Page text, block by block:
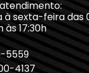
à sexta-feira das
às 17:30h
5559
4137